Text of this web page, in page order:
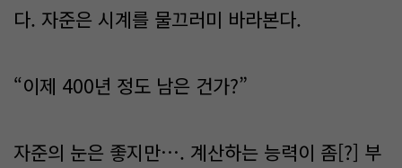
다. 자준은 시계를 물끄러미 바라본다.
“이제 400년 정도 남은 건가?”
자준의 눈은 좋지만…. 계산하는 능력이 좀[?] 부